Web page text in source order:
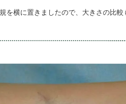
を横に置きましたので、大きさの比較